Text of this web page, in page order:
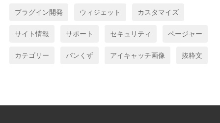
プラグイン開発 ウィジェット カスタマイズ
サイト情報 サポート セキュリティ ページャー
カテゴリー パンくず アイキャッチ画像 抜粋文